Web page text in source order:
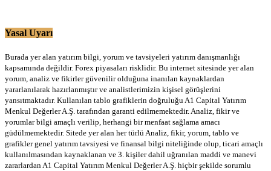
Yasal Uyarı
Burada yer alan yatırım bilgi, yorum ve tavsiyeleri yatırım danışmanlığı
kapsamında değildir. Forex piyasaları risklidir. Bu internet sitesinde yer alan
yorum, analiz ve fikirler güvenilir olduğuna inanılan kaynaklardan
yararlanılarak hazırlanmıştır ve analistlerimizin kişisel görüşlerini
yansıtmaktadır. Kullanılan tablo grafiklerin doğruluğu A1 Capital Yatırım
Menkul Değerler A.Ş. tarafından garanti edilmemektedir. Analiz, fikir ve
yorumlar bilgi amaçlı verilip, herhangi bir menfaat sağlama amacı
güdülmemektedir. Sitede yer alan her türlü Analiz, fikir, yorum, tablo ve
grafikler genel yatırım tavsiyesi ve finansal bilgi niteliğinde olup, ticari amaçlı
kullanılmasından kaynaklanan ve 3. kişiler dahil uğranılan maddi ve manevi
zararlardan A1 Capital Yatırım Menkul Değerler A.Ş. hiçbir şekilde sorumlu